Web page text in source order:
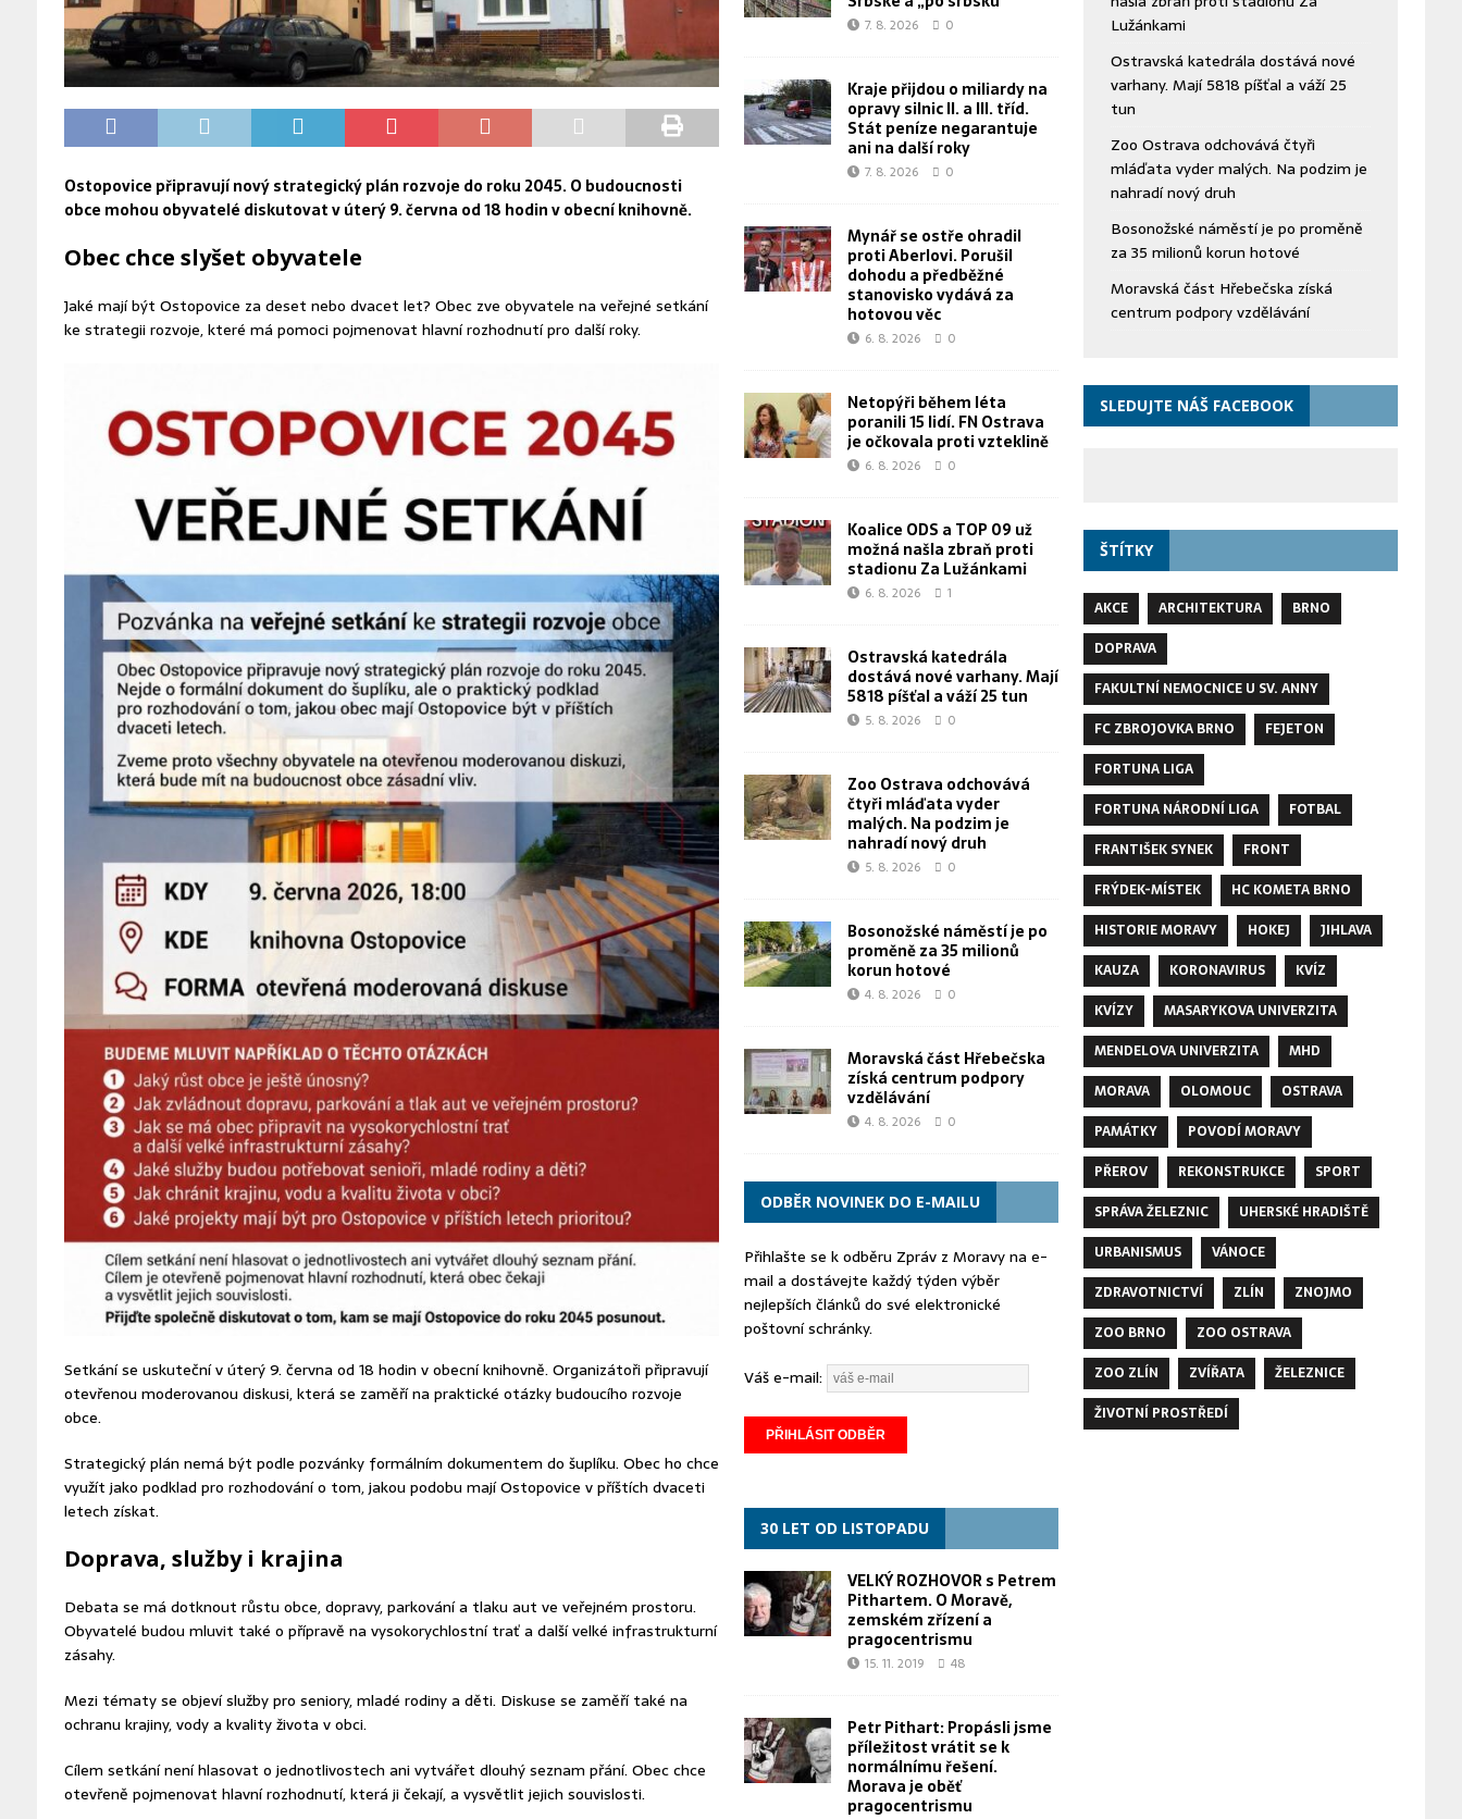
Ostopovice připravují nový strategický plán rozvoje do roku 2045. O budoucnosti
obce mohou obyvatelé diskutovat v úterý 9. června od 18 hodin v obecní knihovně.
Obec chce slyšet obyvatele
Jaké mají být Ostopovice za deset nebo dvacet let? Obec zve obyvatele na veřejné setkání
ke strategii rozvoje, které má pomoci pojmenovat hlavní rozhodnutí pro další roky.
Setkání se uskuteční v úterý 9. června od 18 hodin v obecní knihovně. Organizátoři připravují
otevřenou moderovanou diskusi, která se zaměří na praktické otázky budoucího rozvoje
obce.
Strategický plán nemá být podle pozvánky formálním dokumentem do šuplíku. Obec ho chce
využít jako podklad pro rozhodování o tom, jakou podobu mají Ostopovice v příštích dvaceti
letech získat.
Doprava, služby i krajina
Debata se má dotknout růstu obce, dopravy, parkování a tlaku aut ve veřejném prostoru.
Obyvatelé budou mluvit také o přípravě na vysokorychlostní trať a další velké infrastrukturní
zásahy.
Mezi tématy se objeví služby pro seniory, mladé rodiny a děti. Diskuse se zaměří také na
ochranu krajiny, vody a kvality života v obci.
Cílem setkání není hlasovat o jednotlivostech ani vytvářet dlouhý seznam přání. Obec chce
otevřeně pojmenovat hlavní rozhodnutí, která ji čekají, a vysvětlit jejich souvislosti.
7. 8. 2026 0
Kraje přijdou o miliardy na
opravy silnic II. a III. tříd.
Stát peníze negarantuje
ani na další roky
7. 8. 2026 0
Mynář se ostře ohradil
proti Aberlovi. Porušil
dohodu a předběžné
stanovisko vydává za
hotovou věc
6. 8. 2026 0
Netopýři během léta
poranili 15 lidí. FN Ostrava
je očkovala proti vzteklině
6. 8. 2026 0
Koalice ODS a TOP 09 už
možná našla zbraň proti
stadionu Za Lužánkami
6. 8. 2026 1
Ostravská katedrála
dostává nové varhany. Mají
5818 píšťal a váží 25 tun
5. 8. 2026 0
Zoo Ostrava odchovává
čtyři mláďata vyder
malých. Na podzim je
nahradí nový druh
5. 8. 2026 0
Bosonožské náměstí je po
proměně za 35 milionů
korun hotové
4. 8. 2026 0
Moravská část Hřebečska
získá centrum podpory
vzdělávání
4. 8. 2026 0
ODBĚR NOVINEK DO E-MAILU
Přihlašte se k odběru Zpráv z Moravy na e-
mail a dostávejte každý týden výběr
nejlepších článků do své elektronické
poštovní schránky.
Váš e-mail:
30 LET OD LISTOPADU
VELKÝ ROZHOVOR s Petrem
Pithartem. O Moravě,
zemském zřízení a
pragocentrismu
15. 11. 2019 48
Petr Pithart: Propásli jsme
příležitost vrátit se k
normálnímu řešení.
Morava je oběť
pragocentrismu
Lužánkami
Ostravská katedrála dostává nové
varhany. Mají 5818 píšťal a váží 25
tun
Zoo Ostrava odchovává čtyři
mláďata vyder malých. Na podzim je
nahradí nový druh
Bosonožské náměstí je po proměně
za 35 milionů korun hotové
Moravská část Hřebečska získá
centrum podpory vzdělávání
SLEDUJTE NÁŠ FACEBOOK
ŠTÍTKY
AKCE ARCHITEKTURA
BRNO
DOPRAVA
FAKULTNÍ NEMOCNICE U SV. ANNY
FC ZBROJOVKA BRNO
FEJETON
FORTUNA LIGA
FORTUNA NÁRODNÍ LIGA
FOTBAL
FRANTIŠEK SYNEK
FRONT
FRÝDEK-MÍSTEK
HC KOMETA BRNO
HISTORIE MORAVY
HOKEJ
JIHLAVA
KAUZA
KORONAVIRUS
KVÍZ
KVÍZY
MASARYKOVA UNIVERZITA
MENDELOVA UNIVERZITA
MHD
MORAVA
OLOMOUC
OSTRAVA
PAMÁTKY
POVODÍ MORAVY
PŘEROV
REKONSTRUKCE
SPORT
SPRÁVA ŽELEZNIC
UHERSKÉ HRADIŠTĚ
URBANISMUS
VÁNOCE
ZDRAVOTNICTVÍ
ZLÍN
ZNOJMO
ZOO BRNO
ZOO OSTRAVA
ZOO ZLÍN
ZVÍŘATA
ŽELEZNICE
ŽIVOTNÍ PROSTŘEDÍ